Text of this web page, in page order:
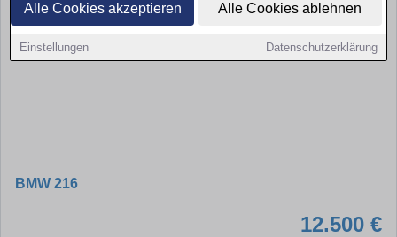
Alle Cookies akzeptieren Alle Cookies ablehnen
Einstellungen Datenschutzerklärung
BMW 216
12.500 €